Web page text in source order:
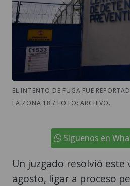
EL INTENTO DE FUGA FUE
LA ZONA 18 / FOTO: ARCHIVO.
Síguenos en
Un juzgado resolvió este
agosto, ligar a proceso